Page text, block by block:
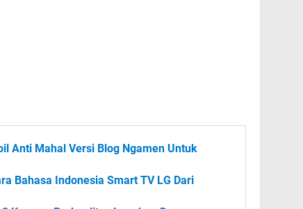
Anti Mahal Versi Blog Ngamen Untuk
Bahasa Indonesia Smart TV LG Dari